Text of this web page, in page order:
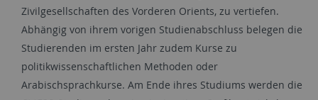
Zivilgesellschaften des Vorderen Orients, zu vertiefen.
Abhängig von ihrem vorigen Studienabschluss belegen die
Studierenden im ersten Jahr zudem Kurse zu
politikwissenschaftlichen Methoden oder
Arabischsprachkurse. Am Ende ihres Studiums werden die